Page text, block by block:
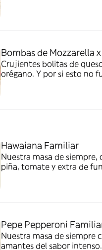
Bombas de Mozzarella
Crujientes bolitas de
orégano. Y por si esto no
Hawaiana Familiar
Nuestra masa de
piña, tomate y extra de
Pepe Pepperoni
Nuestra masa de siempre
amantes del sabor intenso.